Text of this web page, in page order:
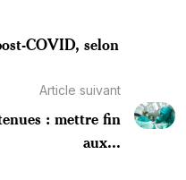
COVID, selon
Article suivant
: mettre fin
aux...